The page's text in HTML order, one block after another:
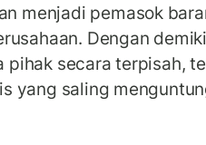
menjadi pemasok
Dengan
pihak secara terpisah,
yang saling